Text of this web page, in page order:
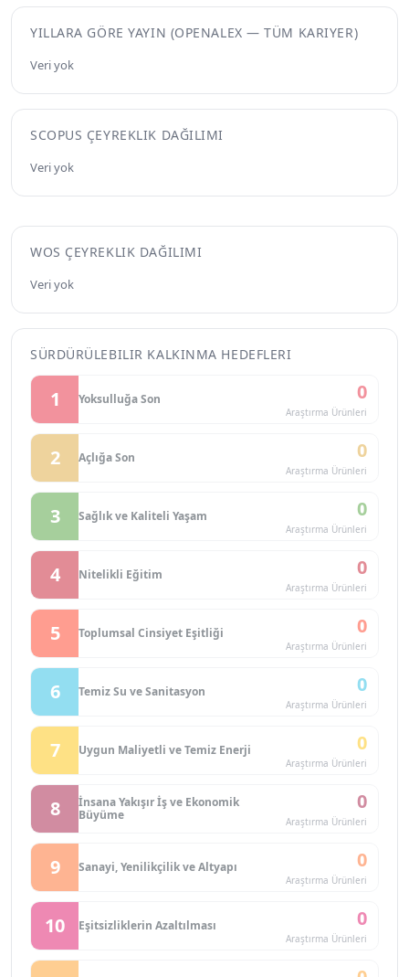
YILLARA GÖRE YAYIN (OPENALEX — TÜM KARIYER)
Veri yok
SCOPUS ÇEYREKLIK DAĞILIMI
Veri yok
WOS ÇEYREKLIK DAĞILIMI
Veri yok
SÜRDÜRÜLEBILIR KALKINMA HEDEFLERI
1 Yoksulluğa Son 0
Araştırma Ürünleri
2 Açlığa Son 0
Araştırma Ürünleri
3 Sağlık ve Kaliteli Yaşam 0
Araştırma Ürünleri
4 Nitelikli Eğitim 0
Araştırma Ürünleri
5 Toplumsal Cinsiyet Eşitliği 0
Araştırma Ürünleri
6 Temiz Su ve Sanitasyon 0
Araştırma Ürünleri
7 Uygun Maliyetli ve Temiz Enerji 0
Araştırma Ürünleri
8
İnsana Yakışır İş ve Ekonomik
Büyüme
0
Araştırma Ürünleri
9 Sanayi, Yenilikçilik ve Altyapı 0
Araştırma Ürünleri
10 Eşitsizliklerin Azaltılması 0
Araştırma Ürünleri